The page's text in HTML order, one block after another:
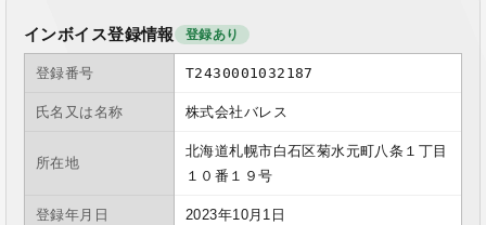
インボイス登録情報 登録あり
登録番号 T2430001032187
氏名又は名称 株式会社バレス
所在地
北海道札幌市白石区菊水元町八条１丁目
１０番１９号
登録年月日 2023年10月1日